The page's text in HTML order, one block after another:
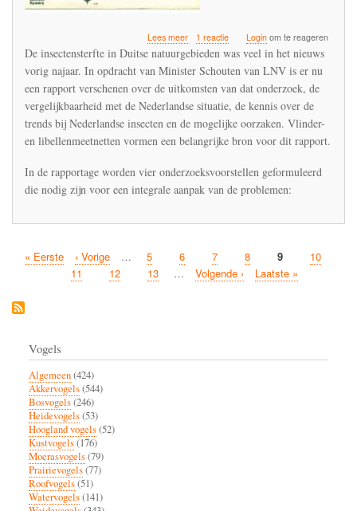
Lees meerover
Minister
rapport
insectensterfte
naar
Kamer
1 reactie Loginom te reageren
De insectensterfte in Duitse natuurgebieden was veel in het nieuws
vorig najaar. In opdracht van Minister Schouten van LNV is er nu
een rapport verschenen over de uitkomsten van dat onderzoek, de
vergelijkbaarheid met de Nederlandse situatie, de kennis over de
trends bij Nederlandse insecten en de mogelijke oorzaken. Vlinder-
en libellenmeetnetten vormen een belangrijke bron voor dit rapport.
In de rapportage worden vier onderzoeksvoorstellen geformuleerd
die nodig zijn voor een integrale aanpak van de problemen:
Paginatie
Eerste
« Eerste
Vorige
pagina
‹ Vorige … Pagina
5 Pagina
6 Pagina
7 Pagina
8
Huidige
pagina
9 Pagina
10
Pagina
11 Pagina
12 Pagina
13 …
Volgende
Volgende ›
Laatste
Laatste »
Vogels
Algemeen(424)
Akkervogels(544)
Bosvogels(246)
Heidevogels(53)
Hoogland vogels(52)
Kustvogels(176)
Moerasvogels(79)
Prairievogels(77)
Roofvogels(51)
Watervogels(141)